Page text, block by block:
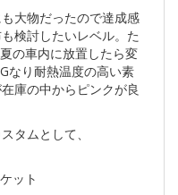
大物だったので達成感
検討したいレベル。た
の車内に放置したら変
なり耐熱温度の高い素
庫の中からピンクが良
タムとして、
ット